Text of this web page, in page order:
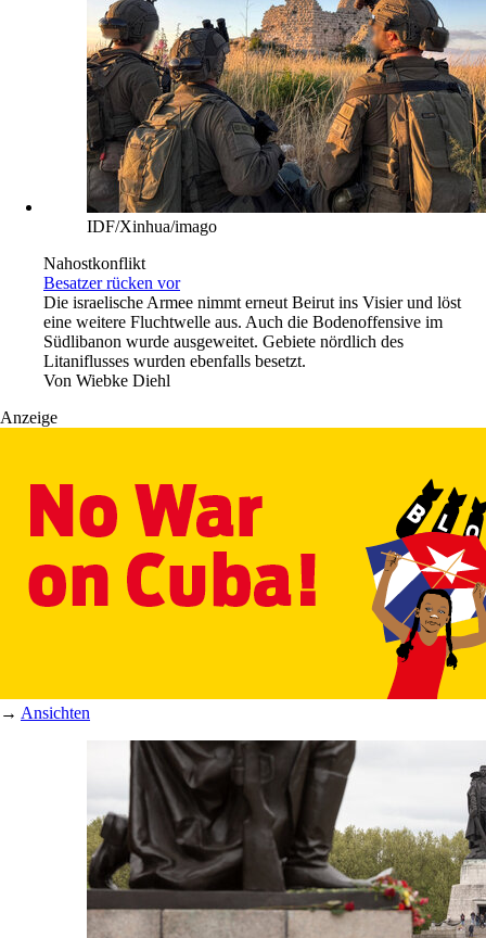
IDF/Xinhua/imago
Nahostkonflikt
Besatzer rücken vor
Die israelische Armee nimmt erneut Beirut ins Visier und löst
eine weitere Fluchtwelle aus. Auch die Bodenoffensive im
Südlibanon wurde ausgeweitet. Gebiete nördlich des
Litaniflusses wurden ebenfalls besetzt.
Von Wiebke Diehl
Anzeige
→ Ansichten